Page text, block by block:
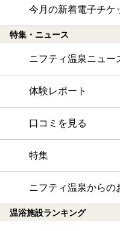
今月の新着電子チケ
特集・ニュース
ニフティ温泉ニュー
体験レポート
口コミを見る
特集
ニフティ温泉からの
温浴施設ランキング